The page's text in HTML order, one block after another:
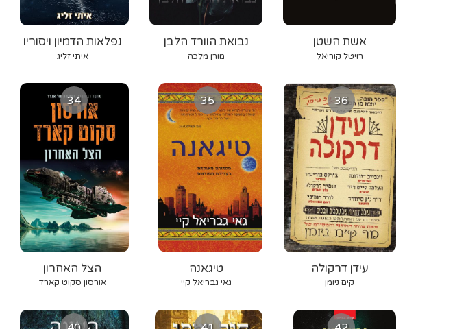
נפלאות הדמיון ויסוריו
איתי זליג
נבואת הוורד הלבן
מורן מלכה
אשת השטן
רויטל קוריאל
34
הצל האחרון
אורסון סקוט קארד
35
טיגאנה
גאי גבריאל קיי
36
עידן דרקולה
קים ניומן